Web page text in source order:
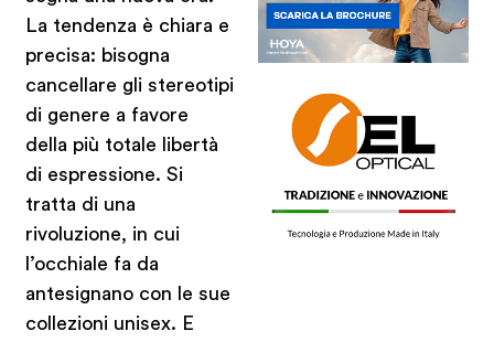
La tendenza è chiara e
precisa: bisogna
cancellare gli stereotipi
di genere a favore
della più totale libertà
di espressione. Si
tratta di una
rivoluzione, in cui
l’occhiale fa da
antesignano con le sue
collezioni unisex. E